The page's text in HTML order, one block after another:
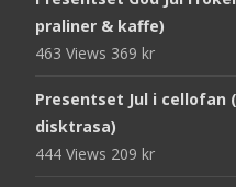
praliner & kaffe)
463 Views 369 kr
Presentset Jul i cellofan
disktrasa)
444 Views 209 kr